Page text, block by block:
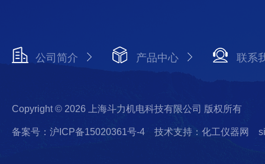
公司简介 产品中心 联系
Copyright © 2026 上海斗力机电科技有限公司 版权所有
备案号：沪ICP备15020361号-4 技术支持：化工仪器网